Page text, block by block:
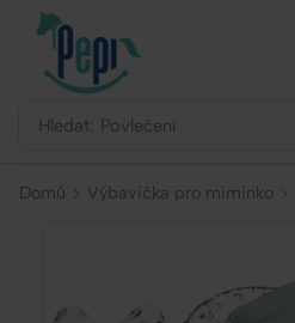
Hledat: Povlečení
Domů Výbavička pro miminko